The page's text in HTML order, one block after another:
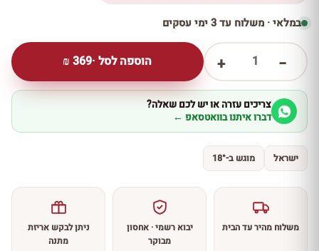
במלאי · משלוח עד 3 ימי עסקים
−
1
+ הוספה לסל ·369
₪
צריכים עזרה או יש לכם שאלה?
דברו איתנו בוואטסאפ ←
ישראל מוגש ב-18°
משלוח מהיר עד הבית
יבוא רשמי · אחסון
מבוקר
ניתן לבקש אריזת
מתנה